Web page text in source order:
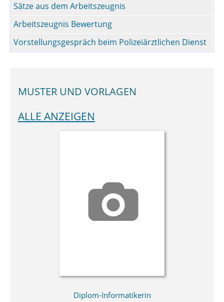
Sätze aus dem Arbeitszeugnis
Arbeitszeugnis Bewertung
Vorstellungsgespräch beim Polizeiärztlichen Dienst
MUSTER UND VORLAGEN
ALLE ANZEIGEN
Diplom-Informatikerin